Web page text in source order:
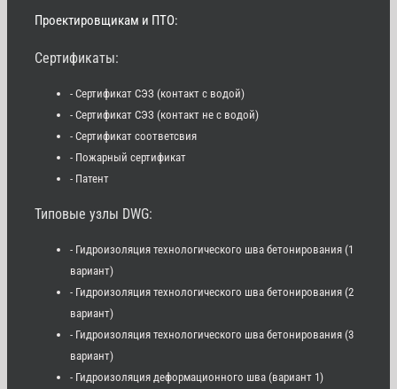
Проектировщикам и ПТО:
Сертификаты:
- Сертификат СЭЗ (контакт с водой)
- Сертификат СЭЗ (контакт не с водой)
- Сертификат соответсвия
- Пожарный сертификат
- Патент
Типовые узлы DWG:
- Гидроизоляция технологического шва бетонирования (1
вариант)
- Гидроизоляция технологического шва бетонирования (2
вариант)
- Гидроизоляция технологического шва бетонирования (3
вариант)
- Гидроизоляция деформационного шва (вариант 1)